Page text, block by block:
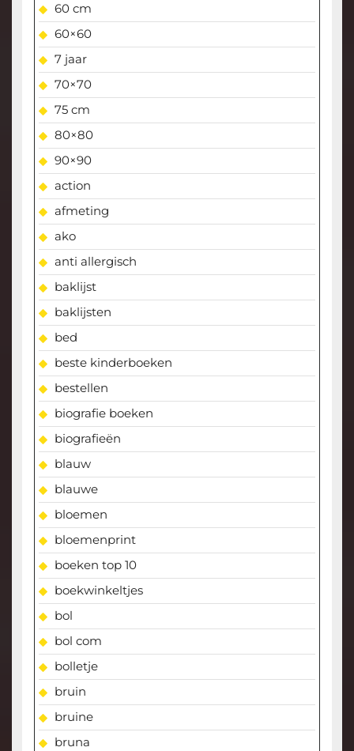
60 cm
60×60
7 jaar
70×70
75 cm
80×80
90×90
action
afmeting
ako
anti allergisch
baklijst
baklijsten
bed
beste kinderboeken
bestellen
biografie boeken
biografieën
blauw
blauwe
bloemen
bloemenprint
boeken top 10
boekwinkeltjes
bol
bol com
bolletje
bruin
bruine
bruna